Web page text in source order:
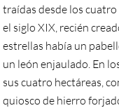
traídas desde los
el siglo XIX, recién
estrellas había un
un león enjaulado. En
sus cuatro hectáreas,
quiosco de hierro